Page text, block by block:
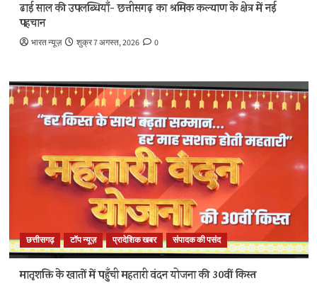
ढाई साल की उपलब्धियाँ- छत्तीसगढ़ का श्रमिक कल्याण के क्षेत्र में नई
पहचान
भारत न्यूज़ शुक्र 7 अगस्त, 2026 0
छत्तीसगढ़ टॉप न्यूज़ प्रादेशिक खबर संपादक की पसंद
मातृशक्ति के खातों में पहुँची महतारी वंदन योजना की 30वीं किस्त